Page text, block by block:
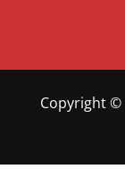
Copyright ©